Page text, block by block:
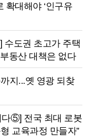
확대해야 ‘인구유
수도권 초고가 주택
동산 대책은 없다
지...옛 영광 되찾
다⑤] 전국 최대 로봇
교육과정 만들자”